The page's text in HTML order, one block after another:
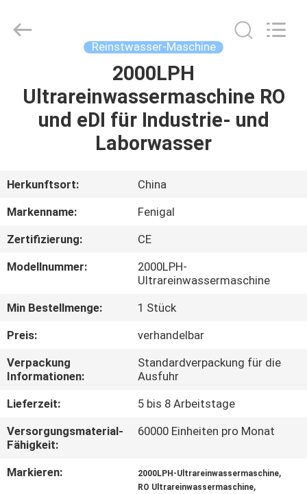
PRODUKTE
UNS
AUSFLUG
TRETEN
SIE
MIT
UNS
IN
VERBINDUNG
Reinstwasser-Maschine
2000LPH
Ultrareinwassermaschine RO
und eDI für Industrie- und
Laborwasser
Herkunftsort:
China
Markenname:
Fenigal
Zertifizierung:
CE
Modellnummer:
2000LPH-
Ultrareinwassermaschine
Min Bestellmenge:
1 Stück
Preis:
verhandelbar
Verpackung
Informationen:
Standardverpackung für die
Ausfuhr
Lieferzeit:
5 bis 8 Arbeitstage
Versorgungsmaterial-
Fähigkeit:
60000 Einheiten pro Monat
Markieren: 2000LPH-Ultrareinwassermaschine,
RO Ultrareinwassermaschine,